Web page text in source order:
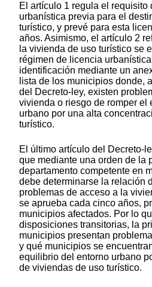
El artículo 1 regula el requisito
urbanística previa para el
turístico, y prevé para esta
años. Asimismo, el artículo 2
la vivienda de uso turístico se
régimen de licencia
identificación mediante un
lista de los municipios donde,
del Decreto-ley, existen
vivienda o riesgo de romper el
urbano por una alta
turístico.
El último artículo del Decreto-
que mediante una orden de la
departamento competente en
debe determinarse la relación
problemas de acceso a la
se aprueba cada cinco años,
municipios afectados. Por lo
disposiciones transitorias, la
municipios presentan
y qué municipios se
equilibrio del entorno urbano
de viviendas de uso turístico.